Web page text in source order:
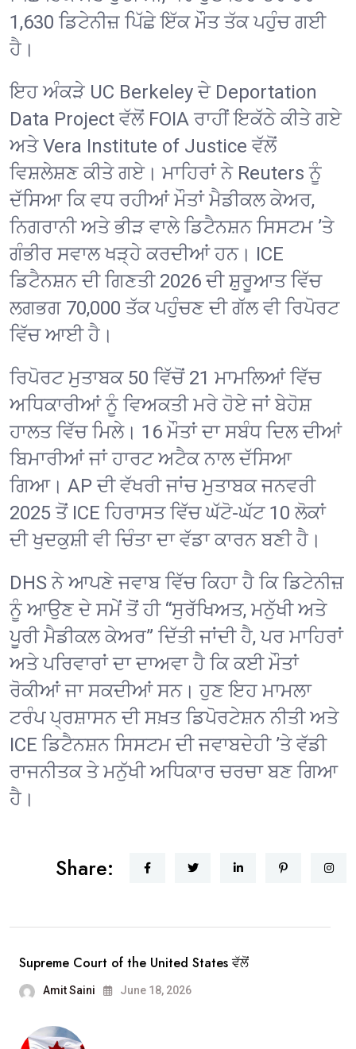
1,630 ਡਿਟੇਨੀਜ਼ ਪਿੱਛੇ ਇੱਕ ਮੌਤ ਤੱਕ ਪਹੁੰਚ ਗਈ
ਹੈ।
ਇਹ ਅੰਕੜੇ UC Berkeley ਦੇ Deportation
Data Project ਵੱਲੋਂ FOIA ਰਾਹੀਂ ਇਕੱਠੇ ਕੀਤੇ ਗਏ
ਅਤੇ Vera Institute of Justice ਵੱਲੋਂ
ਵਿਸ਼ਲੇਸ਼ਣ ਕੀਤੇ ਗਏ। ਮਾਹਿਰਾਂ ਨੇ Reuters ਨੂੰ
ਦੱਸਿਆ ਕਿ ਵਧ ਰਹੀਆਂ ਮੌਤਾਂ ਮੈਡੀਕਲ ਕੇਅਰ,
ਨਿਗਰਾਨੀ ਅਤੇ ਭੀੜ ਵਾਲੇ ਡਿਟੈਨਸ਼ਨ ਸਿਸਟਮ ’ਤੇ
ਗੰਭੀਰ ਸਵਾਲ ਖੜ੍ਹੇ ਕਰਦੀਆਂ ਹਨ। ICE
ਡਿਟੈਨਸ਼ਨ ਦੀ ਗਿਣਤੀ 2026 ਦੀ ਸ਼ੁਰੂਆਤ ਵਿੱਚ
ਲਗਭਗ 70,000 ਤੱਕ ਪਹੁੰਚਣ ਦੀ ਗੱਲ ਵੀ ਰਿਪੋਰਟ
ਵਿੱਚ ਆਈ ਹੈ।
ਰਿਪੋਰਟ ਮੁਤਾਬਕ 50 ਵਿੱਚੋਂ 21 ਮਾਮਲਿਆਂ ਵਿੱਚ
ਅਧਿਕਾਰੀਆਂ ਨੂੰ ਵਿਅਕਤੀ ਮਰੇ ਹੋਏ ਜਾਂ ਬੇਹੋਸ਼
ਹਾਲਤ ਵਿੱਚ ਮਿਲੇ। 16 ਮੌਤਾਂ ਦਾ ਸਬੰਧ ਦਿਲ ਦੀਆਂ
ਬਿਮਾਰੀਆਂ ਜਾਂ ਹਾਰਟ ਅਟੈਕ ਨਾਲ ਦੱਸਿਆ
ਗਿਆ। AP ਦੀ ਵੱਖਰੀ ਜਾਂਚ ਮੁਤਾਬਕ ਜਨਵਰੀ
2025 ਤੋਂ ICE ਹਿਰਾਸਤ ਵਿੱਚ ਘੱਟੋ-ਘੱਟ 10 ਲੋਕਾਂ
ਦੀ ਖੁਦਕੁਸ਼ੀ ਵੀ ਚਿੰਤਾ ਦਾ ਵੱਡਾ ਕਾਰਨ ਬਣੀ ਹੈ।
DHS ਨੇ ਆਪਣੇ ਜਵਾਬ ਵਿੱਚ ਕਿਹਾ ਹੈ ਕਿ ਡਿਟੇਨੀਜ਼
ਨੂੰ ਆਉਣ ਦੇ ਸਮੇਂ ਤੋਂ ਹੀ “ਸੁਰੱਖਿਅਤ, ਮਨੁੱਖੀ ਅਤੇ
ਪੂਰੀ ਮੈਡੀਕਲ ਕੇਅਰ” ਦਿੱਤੀ ਜਾਂਦੀ ਹੈ, ਪਰ ਮਾਹਿਰਾਂ
ਅਤੇ ਪਰਿਵਾਰਾਂ ਦਾ ਦਾਅਵਾ ਹੈ ਕਿ ਕਈ ਮੌਤਾਂ
ਰੋਕੀਆਂ ਜਾ ਸਕਦੀਆਂ ਸਨ। ਹੁਣ ਇਹ ਮਾਮਲਾ
ਟਰੰਪ ਪ੍ਰਸ਼ਾਸਨ ਦੀ ਸਖ਼ਤ ਡਿਪੋਰਟੇਸ਼ਨ ਨੀਤੀ ਅਤੇ
ICE ਡਿਟੈਨਸ਼ਨ ਸਿਸਟਮ ਦੀ ਜਵਾਬਦੇਹੀ ’ਤੇ ਵੱਡੀ
ਰਾਜਨੀਤਕ ਤੇ ਮਨੁੱਖੀ ਅਧਿਕਾਰ ਚਰਚਾ ਬਣ ਗਿਆ
ਹੈ।
Share:
Supreme Court of the United States ਵੱਲੋਂ
Amit Saini June 18, 2026